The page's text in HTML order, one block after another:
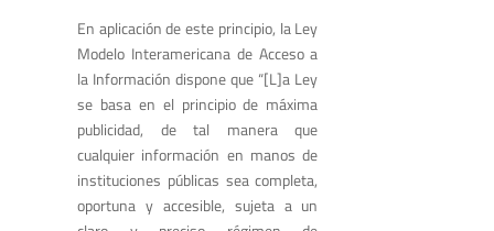
En aplicación de este principio, la Ley
Modelo Interamericana de Acceso a
la Información dispone que “[L]a Ley
se basa en el principio de máxima
publicidad, de tal manera que
cualquier información en manos de
instituciones públicas sea completa,
oportuna y accesible, sujeta a un